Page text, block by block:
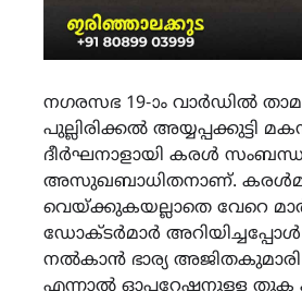
നഗരസഭ 19-ാം വാർഡിൽ
പുല്ലിരിക്കൽ അയ്യപ്പക്കുട്ടി
ദീർഘനാളായി കരൾ
അസുഖബാധിതനാണ്.
വെയ്ക്കുകയല്ലാതെ വേറെ
ഡോക്ടർമാർ
നൽകാൻ ഭാര്യ അജിതകുമാരി